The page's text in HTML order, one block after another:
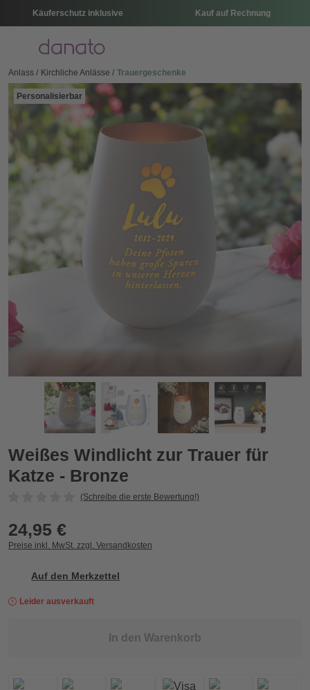
Käuferschutz inklusive Kauf auf Rechnung
Menü
Anlass Kirchliche Anlässe Trauergeschenke
Personalisierbar
Weißes Windlicht zur Trauer für Katze - Bronze
Zurück
Weißes Windlicht zur Trauer für
Katze - Bronze
(Schreibe die erste Bewertung!)
24,95 €
Preise inkl. MwSt. zzgl. Versandkosten
Auf den Merkzettel
Leider ausverkauft
In den Warenkorb